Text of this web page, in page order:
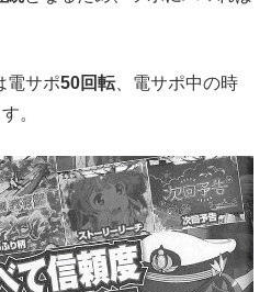
電サポ50回転、電サポ中の時
。